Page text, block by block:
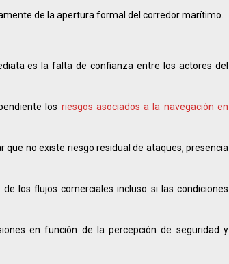
de la apertura formal del corredor marítimo.
es la falta de confianza entre los actores del
los riesgos asociados a la navegación en
que no existe riesgo residual de ataques, presencia
los flujos comerciales incluso si las condiciones
en función de la percepción de seguridad y